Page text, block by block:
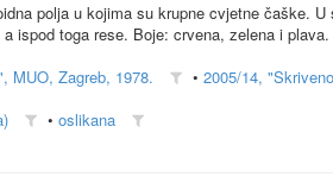
polja u kojima su krupne cvjetne čaške.
ispod toga rese. Boje: crvena, zelena i
MUO, Zagreb, 1978. • 2005/14,
• oslikana